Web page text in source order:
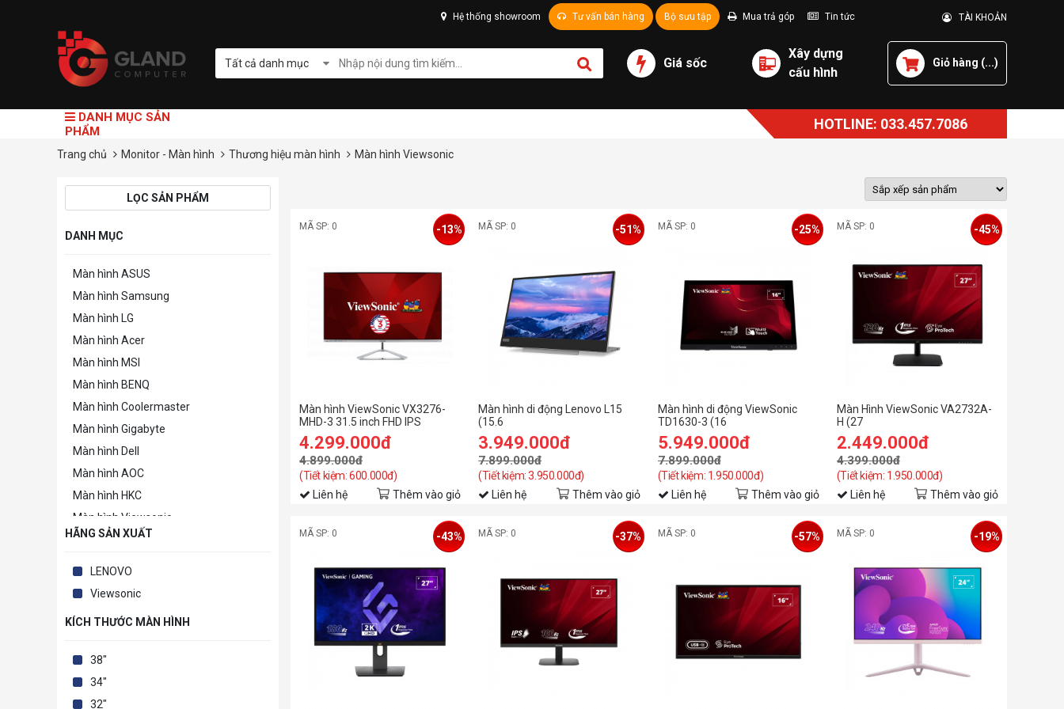
Hệ thống showroom Tư vấn bán hàng Bộ sưu tập Mua trả góp Tin tức TÀI KHOẢN
Tất cả danh mục Giá sốc
Xây dựng
cấu hình
Giỏ hàng (...)
DANH MỤC SẢN
PHẨM
HOTLINE: 033.457.7086
Trang chủ Monitor - Màn hình Thương hiệu màn hình Màn hình Viewsonic
LỌC SẢN PHẨM
DANH MỤC
Màn hình ASUS
Màn hình Samsung
Màn hình LG
Màn hình Acer
Màn hình MSI
Màn hình BENQ
Màn hình Coolermaster
Màn hình Gigabyte
Màn hình Dell
Màn hình AOC
Màn hình HKC
Màn hình Viewsonic
Màn hình HP
HÃNG SẢN XUẤT
LENOVO
Viewsonic
KÍCH THƯỚC MÀN HÌNH
38"
34"
32"
MÃ SP: 0
Màn hình ViewSonic VX3276-
MHD-3 31.5 inch FHD IPS
4.299.000đ
4.899.000đ
(Tiết kiệm: 600.000đ)
-13%
Liên hệ Thêm vào giỏ
MÃ SP: 0
Màn hình di động Lenovo L15
(15.6
inch/FHD/IPS/60Hz/6ms/USB-
C) (66E4UAC1WW)
3.949.000đ
7.899.000đ
(Tiết kiệm: 3.950.000đ)
-51%
Liên hệ Thêm vào giỏ
MÃ SP: 0
Màn hình di động ViewSonic
TD1630-3 (16
inch/WXGA/TN/60Hz/12ms/loa/cảm
ứng)
5.949.000đ
7.899.000đ
(Tiết kiệm: 1.950.000đ)
-25%
Liên hệ Thêm vào giỏ
MÃ SP: 0
Màn Hình ViewSonic VA2732A-
H (27
inch/FHD/IPS/120Hz/1ms)
2.449.000đ
4.399.000đ
(Tiết kiệm: 1.950.000đ)
-45%
Liên hệ Thêm vào giỏ
MÃ SP: 0 -43% MÃ SP: 0 -37% MÃ SP: 0 -57% MÃ SP: 0 -19%